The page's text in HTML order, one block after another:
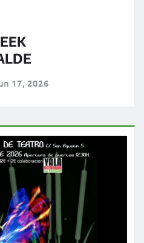
17, 2026